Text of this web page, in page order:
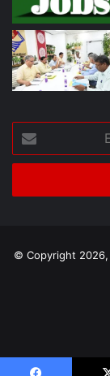
Enter
your
Email
© Copyright